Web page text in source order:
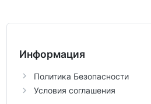
Информация
Политика Безопасности
Условия соглашения